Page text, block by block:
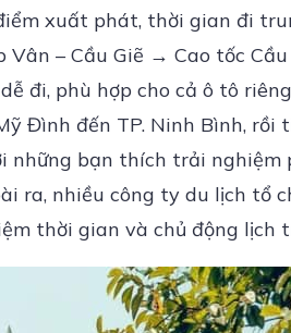
xuất phát, thời gian đi
– Cầu Giẽ → Cao tốc
đi, phù hợp cho cả ô tô
Đình đến TP. Ninh Bình, rồi
những bạn thích trải nghiệm
ra, nhiều công ty du lịch tổ
thời gian và chủ động lịch